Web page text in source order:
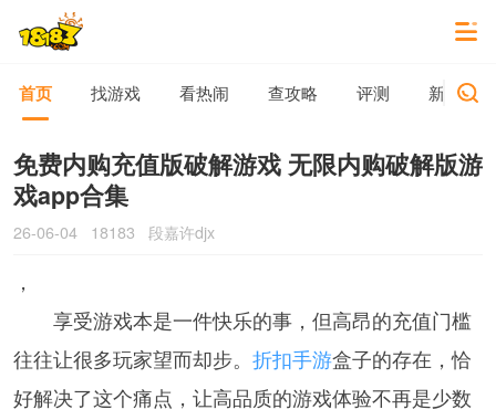
首页 找游戏 看热闹 查攻略 评测 新游动态
免费内购充值版破解游戏 无限内购破解版游
戏app合集
26-06-04 18183 段嘉许djx
，
享受游戏本是一件快乐的事，但高昂的充值门槛
往往让很多玩家望而却步。 折扣手游盒子的存在，恰
好解决了这个痛点，让高品质的游戏体验不再是少数